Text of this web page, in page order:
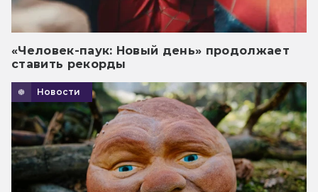
«Человек-паук: Новый день» продолжает
ставить рекорды
Новости